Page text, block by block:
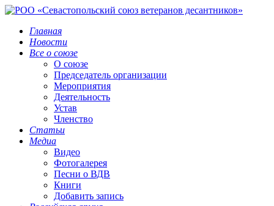
Главная
Новости
Все о союзе
О союзе
Председатель организации
Мероприятия
Деятельность
Устав
Членство
Статьи
Медиа
Видео
Фотогалерея
Песни о ВДВ
Книги
Добавить запись